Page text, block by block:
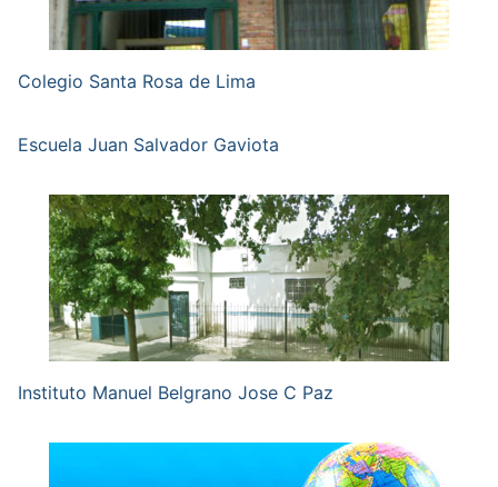
Colegio Santa Rosa de Lima
Escuela Juan Salvador Gaviota
Instituto Manuel Belgrano Jose C Paz